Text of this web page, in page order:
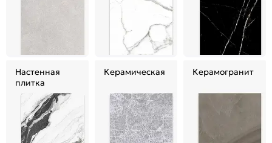
Настенная
плитка
Керамическая Керамогранит